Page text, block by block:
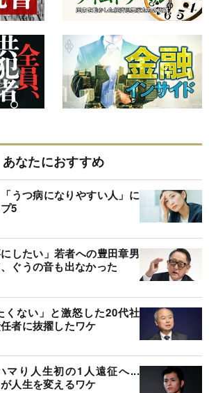
あなたにおすすめ
うつ病になりやすい人」に
5
したい」若者への豊田章男
ぐうの音も出なかった
くない」と激怒した20代社
者に抜擢したワケ
マり人生初の1人遠征へ...
人生を変えるワケ